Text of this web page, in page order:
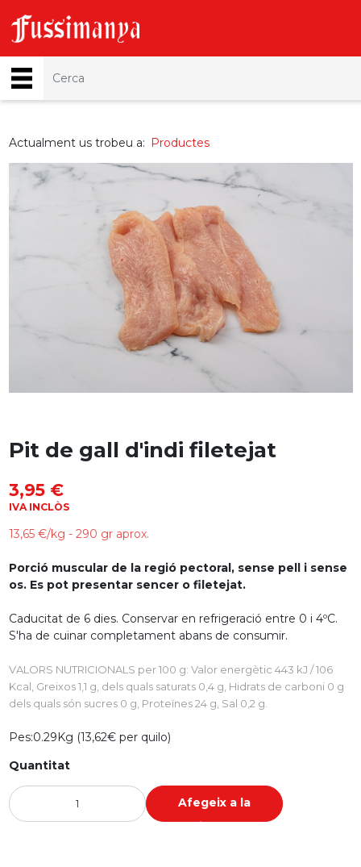
Actualment us trobeu a: Productes
Pit de gall d'indi filetejat
3,95 €
IVA INCLÒS
13,65 €/kg - 290 gr aprox.
Porció muscular de la regió pectoral, sense pell i sense
os. Es pot presentar sencer o filetejat.
Caducitat de 6 dies. Conservar en refrigeració entre 0 i 4ºC.
S'ha de cuinar completament abans de consumir.
VALORS NUTRICIONALS per 100 g: Valor energètic 443 kJ / 106
Kcal, Greixos 1,1 g, dels quals saturats 0,4 g, Hidrats de carboni 0 g
dels quals són sucres 0 g, Proteïnes 24 g, Sal 0,2 g.
Pes:0.29Kg (13,62€ per quilo)
Quantitat
Afegeix a la
cistella